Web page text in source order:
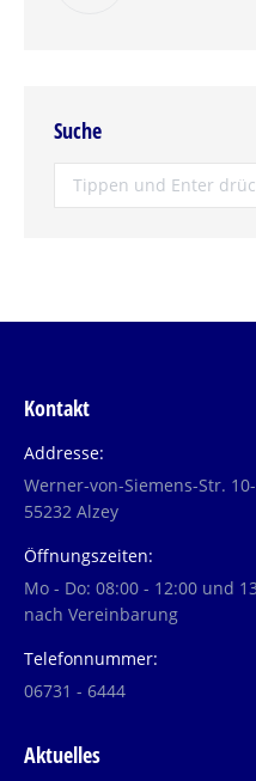
Suche
Search:
Kontakt
Addresse:
Werner-von-Siemens-Str.
55232 Alzey
Öffnungszeiten:
Mo - Do: 08:00 - 12:00 und
nach Vereinbarung
Telefonnummer:
06731 - 6444
Aktuelles